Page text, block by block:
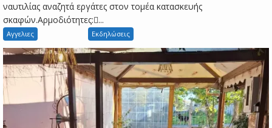
ναυτιλίας αναζητά εργάτες στον τομέα κατασκευής
σκαφών.Αρμοδιότητες:...
Αγγελιες Εκδηλώσεις